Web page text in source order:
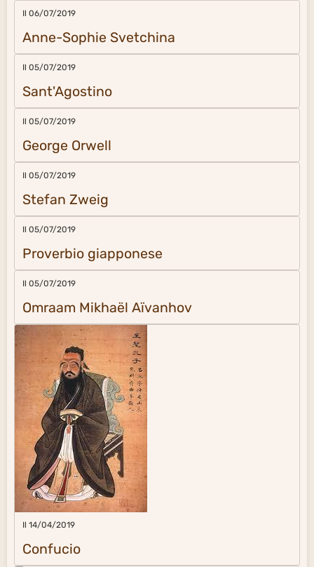
Il 06/07/2019
Anne-Sophie Svetchina
Il 05/07/2019
Sant'Agostino
Il 05/07/2019
George Orwell
Il 05/07/2019
Stefan Zweig
Il 05/07/2019
Proverbio giapponese
Il 05/07/2019
Omraam Mikhaël Aïvanhov
Il 14/04/2019
Confucio